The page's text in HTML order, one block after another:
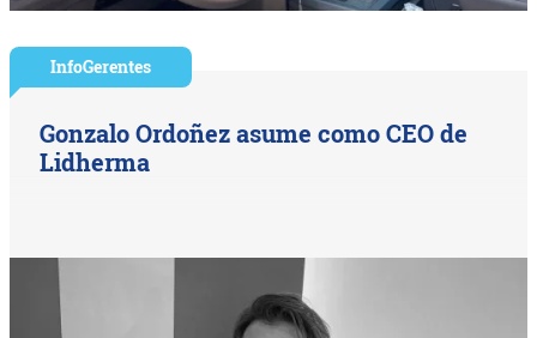
InfoGerentes
Gonzalo Ordoñez asume como CEO de
Lidherma